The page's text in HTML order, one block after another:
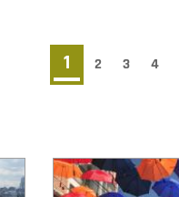
Página
actual
1 Page
2 Page
3 Page
4